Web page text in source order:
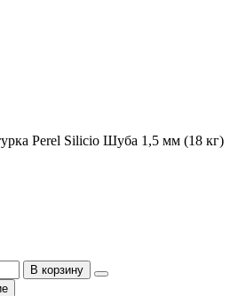
В корзину